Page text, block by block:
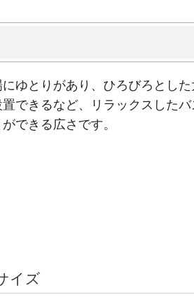
ゆとりがあり、ひろびろとした
置できるなど、リラックスした
できる広さです。
イズ